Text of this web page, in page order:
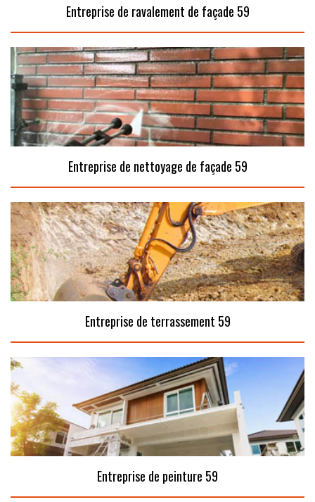
Entreprise de ravalement de façade 59
Entreprise de nettoyage de façade 59
Entreprise de terrassement 59
Entreprise de peinture 59